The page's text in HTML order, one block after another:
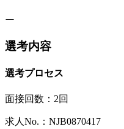
ー
選考内容
選考プロセス
面接回数：2回
求人No.：NJB0870417